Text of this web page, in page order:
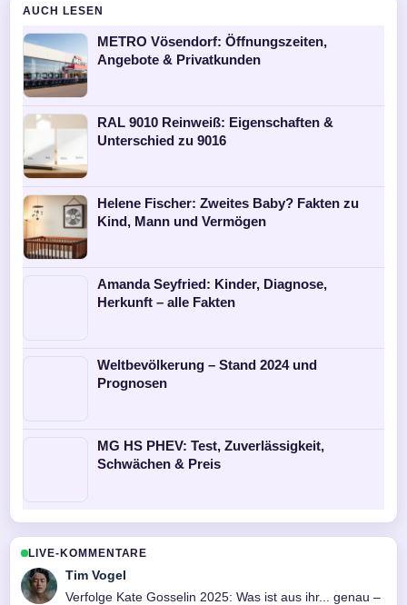
AUCH LESEN
METRO Vösendorf: Öffnungszeiten,
Angebote & Privatkunden
RAL 9010 Reinweiß: Eigenschaften &
Unterschied zu 9016
Helene Fischer: Zweites Baby? Fakten zu
Kind, Mann und Vermögen
Amanda Seyfried: Kinder, Diagnose,
Herkunft – alle Fakten
Weltbevölkerung – Stand 2024 und
Prognosen
MG HS PHEV: Test, Zuverlässigkeit,
Schwächen & Preis
LIVE-KOMMENTARE
Tim Vogel
Verfolge Kate Gosselin 2025: Was ist aus ihr... genau –